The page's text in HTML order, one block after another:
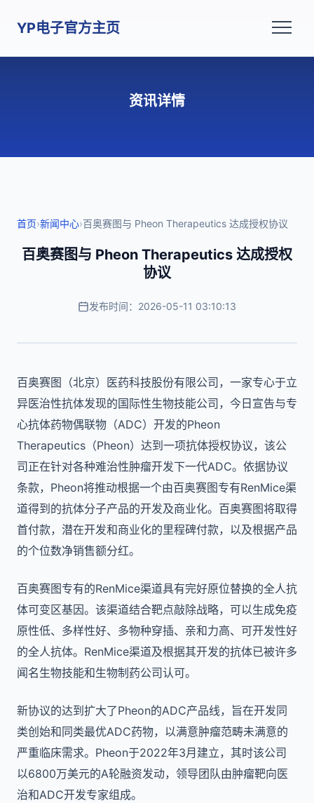
YP电子官方主页
资讯详情
首页›新闻中心›百奥赛图与 Pheon Therapeutics 达成授权协议
百奥赛图与 Pheon Therapeutics 达成授权
协议
发布时间：2026-05-11 03:10:13
百奥赛图（北京）医药科技股份有限公司，一家专心于立
异医治性抗体发现的国际性生物技能公司，今日宣告与专
心抗体药物偶联物（ADC）开发的Pheon
Therapeutics（Pheon）达到一项抗体授权协议，该公
司正在针对各种难治性肿瘤开发下一代ADC。依据协议
条款，Pheon将推动根据一个由百奥赛图专有RenMice渠
道得到的抗体分子产品的开发及商业化。百奥赛图将取得
首付款，潜在开发和商业化的里程碑付款，以及根据产品
的个位数净销售额分红。
百奥赛图专有的RenMice渠道具有完好原位替换的全人抗
体可变区基因。该渠道结合靶点敲除战略，可以生成免疫
原性低、多样性好、多物种穿插、亲和力高、可开发性好
的全人抗体。RenMice渠道及根据其开发的抗体已被许多
闻名生物技能和生物制药公司认可。
新协议的达到扩大了Pheon的ADC产品线，旨在开发同
类创始和同类最优ADC药物，以满意肿瘤范畴未满意的
严重临床需求。Pheon于2022年3月建立，其时该公司
以6800万美元的A轮融资发动，领导团队由肿瘤靶向医
治和ADC开发专家组成。